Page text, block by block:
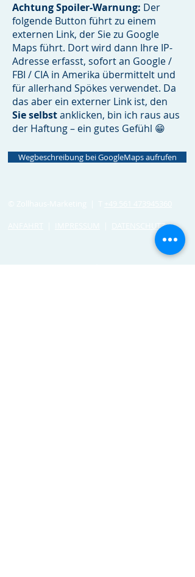
Achtung Spoiler-Warnung: Der
folgende Button führt zu einem
externen Link, der Sie zu Google
Maps führt. Dort wird dann Ihre IP-
Adresse erfasst, sofort an Google /
FBI / CIA in Amerika übermittelt und
für allerhand Spökes verwendet. Da
das aber ein externer Link ist, den
Sie selbstanklicken, bin ich raus aus
der Haftung – ein gutes Gefühl 😁
Wegbeschreibung bei GoogleMaps aufrufen
DATENSCHUTZ